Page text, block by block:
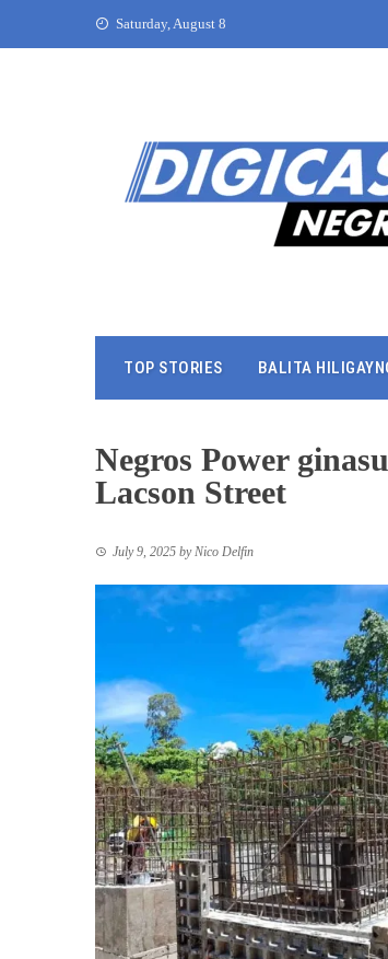
Saturday, August 8
TOP STORIES BALITA
Negros Power
Lacson Street
July 9, 2025 byNico Delfin